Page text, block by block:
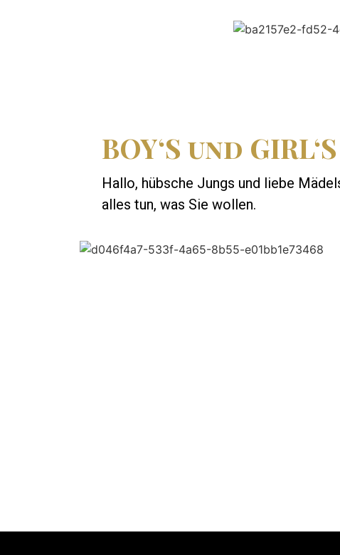
BOY‘S und GIRL‘S
Hallo, hübsche Jungs und liebe
alles tun, was Sie wollen.